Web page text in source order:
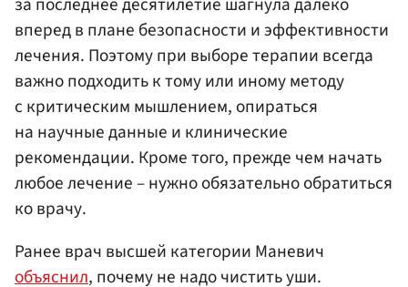
вперед в плане безопасности и эффективности
лечения. Поэтому при выборе терапии всегда
важно подходить к тому или иному методу
с критическим мышлением, опираться
на научные данные и клинические
рекомендации. Кроме того, прежде чем начать
любое лечение – нужно обязательно обратиться
ко врачу.
Ранее врач высшей категории Маневич
объяснил, почему не надо чистить уши.